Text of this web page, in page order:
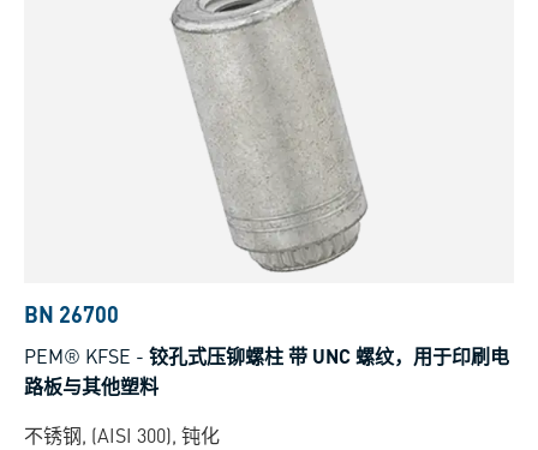
BN 26700
PEM® KFSE - 铰孔式压铆螺柱 带 UNC 螺纹，用于印刷电
路板与其他塑料
不锈钢, (AISI 300), 钝化